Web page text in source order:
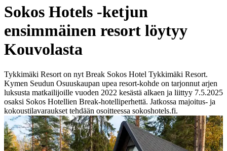
Sokos Hotels -ketjun
ensimmäinen resort löytyy
Kouvolasta
Tykkimäki Resort on nyt Break Sokos Hotel Tykkimäki Resort.
Kymen Seudun Osuuskaupan upea resort-kohde on tarjonnut arjen
luksusta matkailijoille vuoden 2022 kesästä alkaen ja liittyy 7.5.2025
osaksi Sokos Hotellien Break-hotelliperhettä. Jatkossa majoitus- ja
kokoustilavaraukset tehdään osoitteessa sokoshotels.fi.